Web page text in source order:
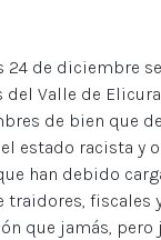
24 de diciembre
del Valle de
de bien que
estado racista y
han debido
traidores, fiscales
que jamás, pero